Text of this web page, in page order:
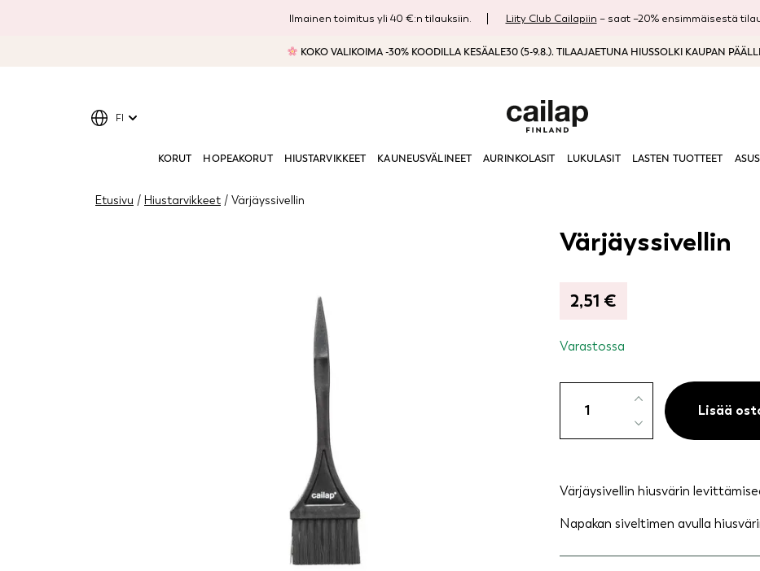
Ilmainen toimitus yli 40 €:n tilauksiin. Liity Club Cailapiin – saat –20% ensimmäisestä
KOKO VALIKOIMA -30% KOODILLA KESÄALE30 (5-9.8.). TILAAJAETUNA HIUSSOLKI KAUPAN
KORUT HOPEAKORUT HIUSTARVIKKEET KAUNEUSVÄLINEET AURINKOLASIT LUKULASIT LASTEN TUOTTEET
FI
Etusivu / Hiustarvikkeet / Värjäyssivellin
Värjäyssivellin
2,51 €
Varastossa
määrä
Lisää
Värjäysivellin hiusvärin
Napakan siveltimen avulla